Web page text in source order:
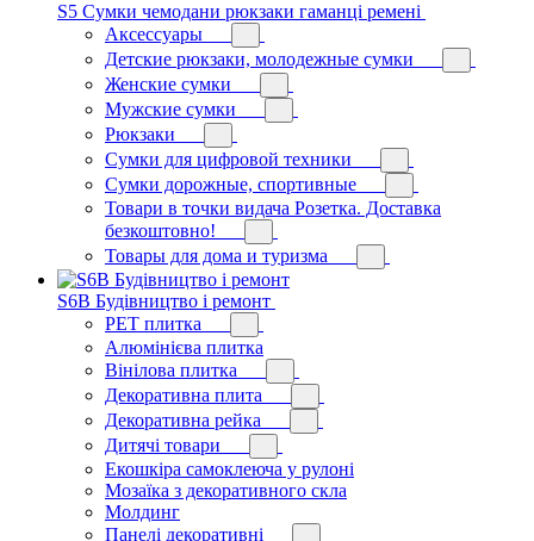
S5 Сумки чемодани рюкзаки гаманці ремені
Аксессуары
Детские рюкзаки, молодежные сумки
Женские сумки
Мужские сумки
Рюкзаки
Сумки для цифровой техники
Сумки дорожные, спортивные
Товари в точки видача Розетка. Доставка
безкоштовно!
Товары для дома и туризма
S6B Будівництво і ремонт
PЕT плитка
Алюмінієва плитка
Вінілова плитка
Декоративна плита
Декоративна рейка
Дитячі товари
Екошкіра самоклеюча у рулоні
Мозаїка з декоративного скла
Молдинг
Панелі декоративні